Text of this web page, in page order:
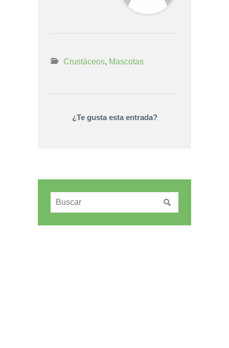
Crustáceos, Mascotas
¿Te gusta esta entrada?